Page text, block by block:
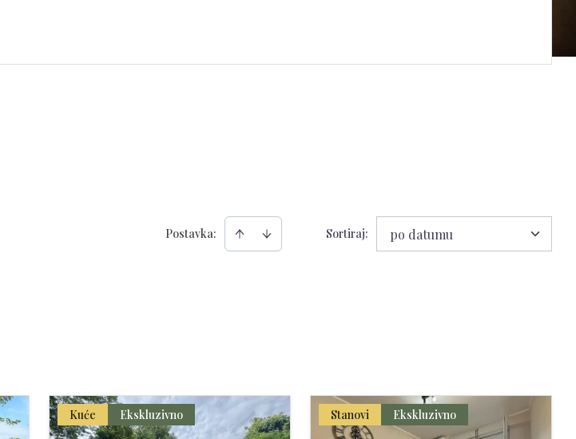
Postavka: Sortiraj: po datumu
Kuće Ekskluzivno Stanovi Ekskluzivno